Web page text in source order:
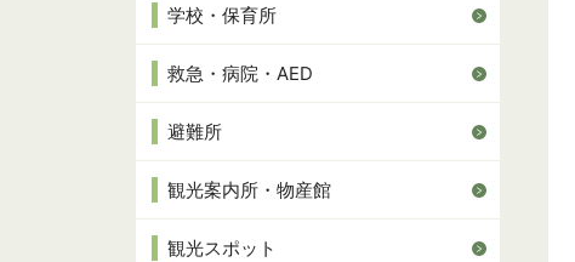
学校・保育所
救急・病院・AED
避難所
観光案内所・物産館
観光スポット